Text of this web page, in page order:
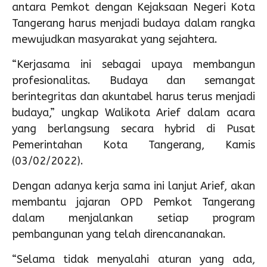
antara Pemkot dengan Kejaksaan Negeri Kota
Tangerang harus menjadi budaya dalam rangka
mewujudkan masyarakat yang sejahtera.
“Kerjasama ini sebagai upaya membangun
profesionalitas. Budaya dan semangat
berintegritas dan akuntabel harus terus menjadi
budaya,” ungkap Walikota Arief dalam acara
yang berlangsung secara hybrid di Pusat
Pemerintahan Kota Tangerang, Kamis
(03/02/2022).
Dengan adanya kerja sama ini lanjut Arief, akan
membantu jajaran OPD Pemkot Tangerang
dalam menjalankan setiap program
pembangunan yang telah direncananakan.
“Selama tidak menyalahi aturan yang ada,